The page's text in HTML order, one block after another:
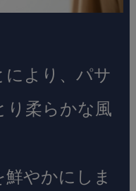
により、パサ
り柔らかな風
やかにしま